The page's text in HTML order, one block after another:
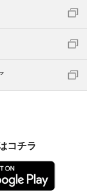
コチラ